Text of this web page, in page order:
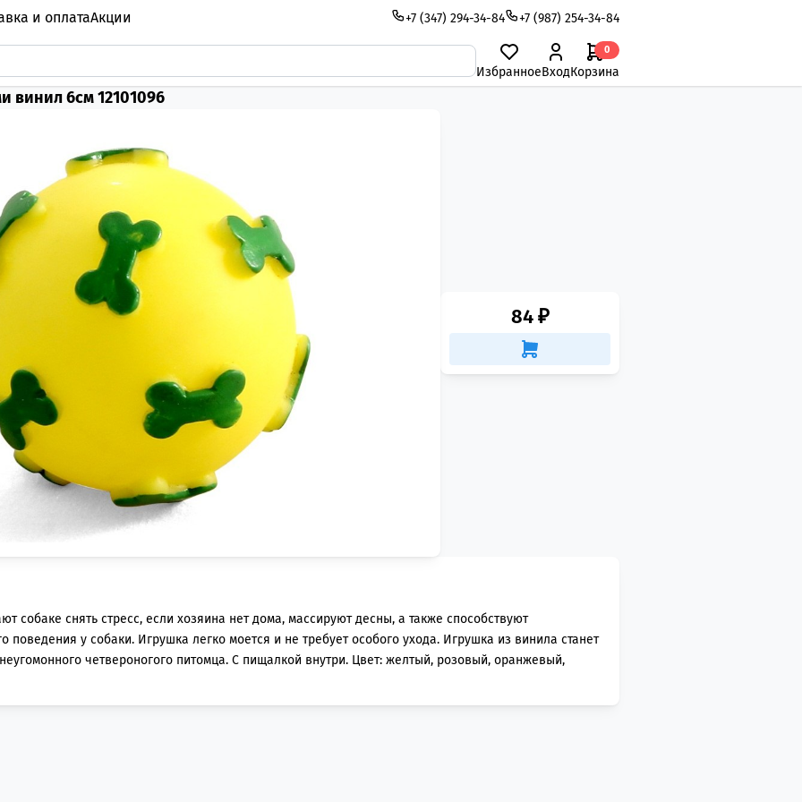
и оплатаАкции +7 (347) 294-34-84 +7 (987) 254-34-84
ИзбранноеВход
0
Корзина
винил 6см 12101096
84 ₽
собаке снять стресс, если хозяина нет дома, массируют десны, а также способствуют
у собаки. Игрушка легко моется и не требует особого ухода. Игрушка из винила станет
четвероногого питомца. С пищалкой внутри. Цвет: желтый, розовый, оранжевый,